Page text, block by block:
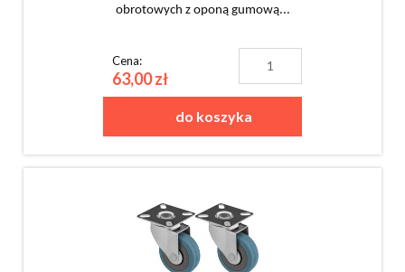
obrotowych z oponą gumową...
Cena:
63,00 zł
do koszyka